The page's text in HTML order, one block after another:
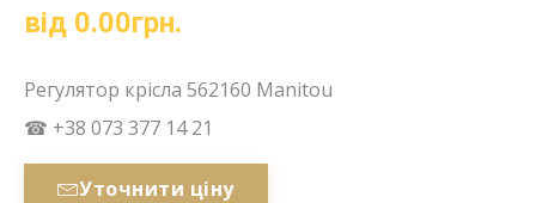
від 0.00грн.
Регулятор крісла 562160 Manitou
☎ +38 073 377 14 21
Уточнити ціну